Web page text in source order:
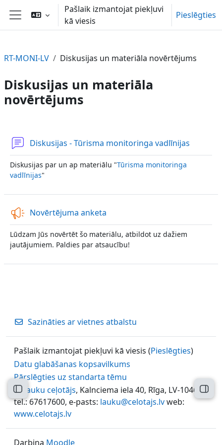
Atvērt galveno saturu
Sānu panelis
Pašlaik izmantojat piekļuvi
kā viesis
Pieslēgties
Atvērt kursu indeksu
RT-MONI-LV Diskusijas un materiāla novērtējums
Diskusijas un materiāla
novērtējums
Diskusijas - Tūrisma monitoringa vadlīnijas
Diskusijas par un ap materiālu "Tūrisma monitoringa
vadlīnijas"
Novērtējuma anketa
Lūdzam Jūs novērtēt šo materiālu, atbildot uz dažiem
jautājumiem. Paldies par atsaucību!
Sazināties ar vietnes atbalstu
Pašlaik izmantojat piekļuvi kā viesis (Pieslēgties)
Datu glabāšanas kopsavilkums
Pārslēgties uz standarta tēmu
© Lauku ceļotājs, Kalnciema iela 40, Rīga, LV-1046,
tel.: 67617600, e-pasts: lauku@celotajs.lvweb:
www.celotajs.lv
Darbina Moodle